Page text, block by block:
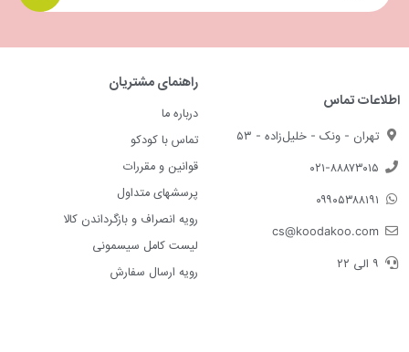
اطلاعات تماس
تهران - ونک - خلیل‌زاده - ۵۳
۰۲۱-۸۸۸۷۳۰۱۵
۰۹۹۰۵۳۸۸۱۹۱
cs@koodakoo.com
۹ الی ۲۲
راهنمای مشتریان
درباره ما
تماس با کودکو
قوانین و مقررات
پرسشهای متداول
رویه انصراف و بازگرداندن کالا
لیست کامل سیسمونی
رویه ارسال سفارش